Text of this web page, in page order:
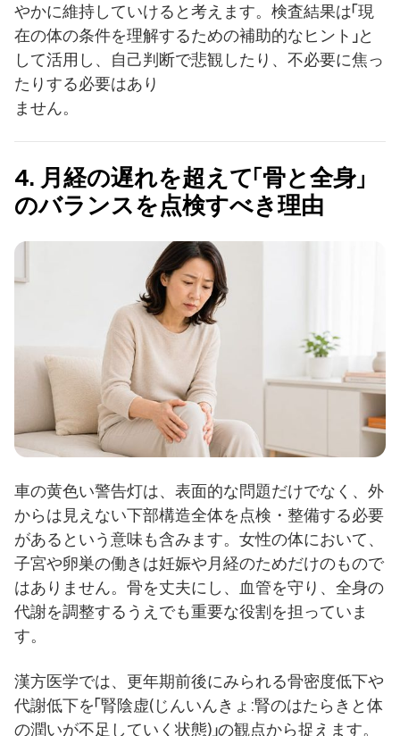
やかに維持していけると考えます。検査結果は「現
在の体の条件を理解するための補助的なヒント」と
して活用し、自己判断で悲観したり、不必要に焦っ
たりする必要はあり
ません。
4. 月経の遅れを超えて「骨と全身」
のバランスを点検すべき理由
車の黄色い警告灯は、表面的な問題だけでなく、外
からは見えない下部構造全体を点検・整備する必要
があるという意味も含みます。女性の体において、
子宮や卵巣の働きは妊娠や月経のためだけのもので
はありません。骨を丈夫にし、血管を守り、全身の
代謝を調整するうえでも重要な役割を担っていま
す。
漢方医学では、更年期前後にみられる骨密度低下や
代謝低下を「腎陰虚(じんいんきょ:腎のはたらきと体
の潤いが不足していく状態)」の観点から捉えます。